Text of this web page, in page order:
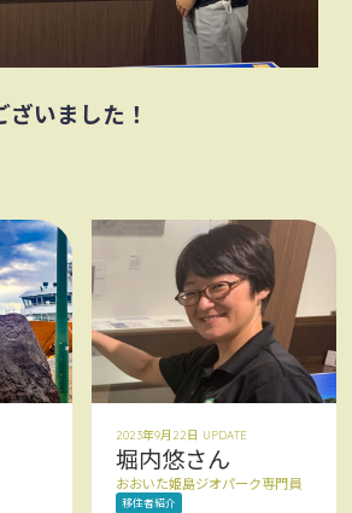
いました！
2023年9月22日 UPDATE
堀内悠さん
おおいた姫島ジオパーク専門員
移住者紹介